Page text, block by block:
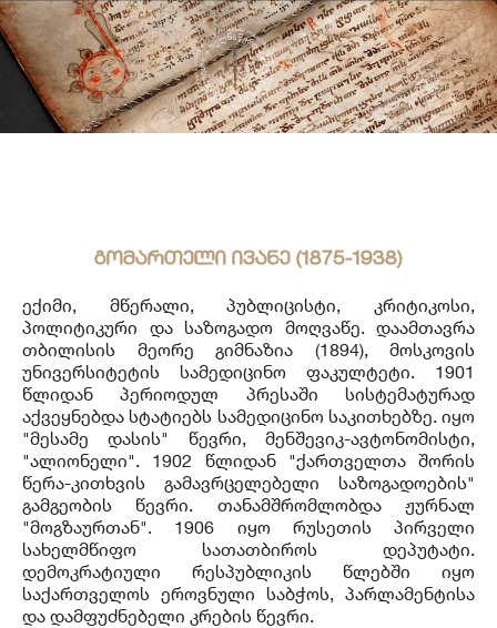
გომართელი ივანე (1875-1938)
ექიმი, მწერალი, პუბლიცისტი, კრიტიკოსი,
პოლიტიკური და საზოგადო მოღვაწე. დაამთავრა
თბილისის მეორე გიმნაზია (1894), მოსკოვის
უნივერსიტეტის სამედიცინო ფაკულტეტი. 1901
წლიდან პერიოდულ პრესაში სისტემატურად
აქვეყნებდა სტატიებს სამედიცინო საკითხებზე. იყო
"მესამე დასის" წევრი, მენშევიკ-ავტონომისტი,
"ალიონელი". 1902 წლიდან "ქართველთა შორის
წერა-კითხვის გამავრცელებელი საზოგადოების"
გამგეობის წევრი. თანამშრომლობდა ჟურნალ
"მოგზაურთან". 1906 იყო რუსეთის პირველი
სახელმწიფო სათათბიროს დეპუტატი.
დემოკრატიული რესპუბლიკის წლებში იყო
საქართველოს ეროვნული საბჭოს, პარლამენტისა
და დამფუძნებელი კრების წევრი.